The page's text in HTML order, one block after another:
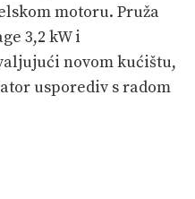
motoru. Pruža
3,2 kW i
novom kućištu,
usporediv s radom